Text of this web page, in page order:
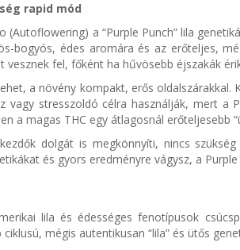
rapid mód
(Autoflowering) a “Purple Punch” lila
bogyós, édes aromára és az erőteljes,
vesznek fel, főként ha hűvösebb éjszakák
a növény kompakt, erős
vagy stresszoldó célra használják, mert a
a magas THC egy átlagosnál erőteljesebb
dolgát is megkönnyíti, nincs
és gyors eredményre vágysz, a
lila és édességes fenotípusok
mégis autentikusan “lila” és ütős